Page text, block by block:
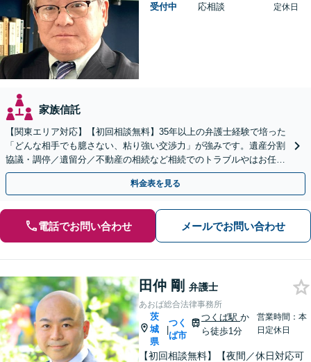
受付中
応相談
定休日
家族信託
【関東エリア対応】【初回相談無料】35年以上の弁護士経験で培った
「どんな相手でも臆さない、粘り強い交渉力」が強みです。遺産分割
協議・調停／遺留分／不動産の相続など相続でのトラブルやはお任せ
ください。遺言書や生前贈与など生前対策にも注力
料金表を見る
電話でお問い合わせ メールでお問い合わせ
田仲 剛 弁護士
あおば総合法律事務所
茨
城
県
|
つく
ば市
つくば駅か
ら徒歩1分
営業時間：本
日定休日
【初回相談無料】【夜間／休日対応可